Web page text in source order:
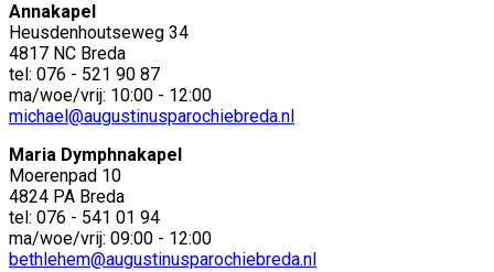
Annakapel
Heusdenhoutseweg 34
4817 NC Breda
tel: 076 - 521 90 87
ma/woe/vrij: 10:00 - 12:00
michael@augustinusparochiebreda.nl
Maria Dymphnakapel
Moerenpad 10
4824 PA Breda
tel: 076 - 541 01 94
ma/woe/vrij: 09:00 - 12:00
bethlehem@augustinusparochiebreda.nl